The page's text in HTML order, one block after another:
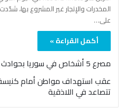
المخدرات والإتجار غير المشروع بها،
على…
أكمل القراءة »
مصرع 5 أشخاص في سوريا بحوادث منفصلة خلال يوم واحد
عقب استهداف مواطن أمام كنيسة..
تتصاعد في اللاذقية